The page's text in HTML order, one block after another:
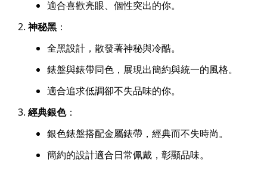
適合喜歡亮眼、個性突出的你。
神秘黑 ：
全黑設計，散發著神秘與冷酷。
錶盤與錶帶同色，展現出簡約與統一的風格。
適合追求低調卻不失品味的你。
經典銀色：
銀色錶盤搭配金屬錶帶，經典而不失時尚。
簡約的設計適合日常佩戴，彰顯品味。